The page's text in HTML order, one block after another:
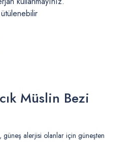
Müslin Bezi
güneş alerjisi olanlar için güneşten